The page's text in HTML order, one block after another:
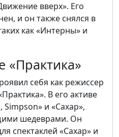
вверх». Его
и он также снялся в
как «Интерны» и
«Практика»
себя как режиссер
В его активе
Simpson» и «Сахар»,
шедеврами. Он
спектаклей «Сахар» и